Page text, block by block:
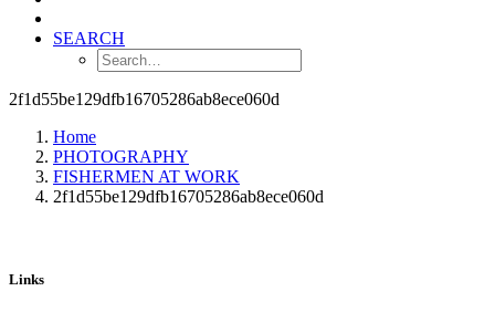
SEARCH
2f1d55be129dfb16705286ab8ece060d
Home
PHOTOGRAPHY
FISHERMEN AT WORK
2f1d55be129dfb16705286ab8ece060d
Links